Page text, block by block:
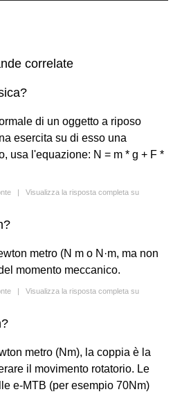
correlate
di un oggetto a riposo
esercita su di esso una
usa l'equazione: N = m * g + F *
| Visualizza la risposta completa su
metro (N m o N·m, ma non
momento meccanico.
| Visualizza la risposta completa su
metro (Nm), la coppia è la
il movimento rotatorio. Le
e-MTB (per esempio 70Nm)